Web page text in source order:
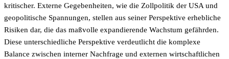
kritischer. Externe Gegebenheiten, wie die Zollpolitik der USA und
geopolitische Spannungen, stellen aus seiner Perspektive erhebliche
Risiken dar, die das maßvolle expandierende Wachstum gefährden.
Diese unterschiedliche Perspektive verdeutlicht die komplexe
Balance zwischen interner Nachfrage und externen wirtschaftlichen